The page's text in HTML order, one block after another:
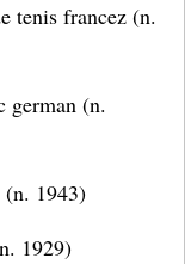
tenis francez (n.
german (n.
1943)
1929)